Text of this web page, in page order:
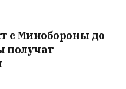
с Минобороны до
получат